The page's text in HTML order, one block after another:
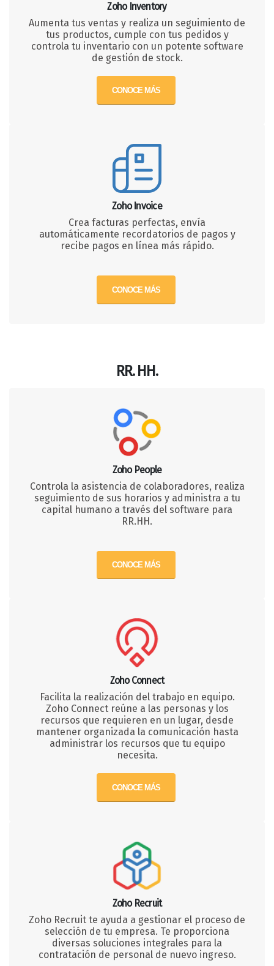
Zoho Inventory
Aumenta tus ventas y realiza un seguimiento de
tus productos, cumple con tus pedidos y
controla tu inventario con un potente software
de gestión de stock.
CONOCE MÁS
Zoho Invoice
Crea facturas perfectas, envía
automáticamente recordatorios de pagos y
recibe pagos en línea más rápido.
CONOCE MÁS
RR. HH.
Zoho People
Controla la asistencia de colaboradores, realiza
seguimiento de sus horarios y administra a tu
capital humano a través del software para
RR.HH.
CONOCE MÁS
Zoho Connect
Facilita la realización del trabajo en equipo.
Zoho Connect reúne a las personas y los
recursos que requieren en un lugar, desde
mantener organizada la comunicación hasta
administrar los recursos que tu equipo
necesita.
CONOCE MÁS
Zoho Recruit
Zoho Recruit te ayuda a gestionar el proceso de
selección de tu empresa. Te proporciona
diversas soluciones integrales para la
contratación de personal de nuevo ingreso.